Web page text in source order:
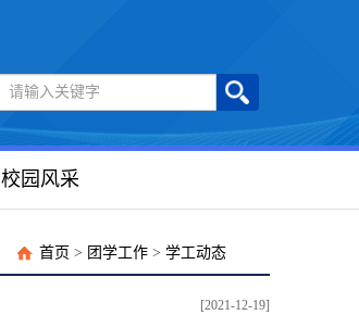
校园风采
首页 > 团学工作 > 学工动态
[2021-12-19]